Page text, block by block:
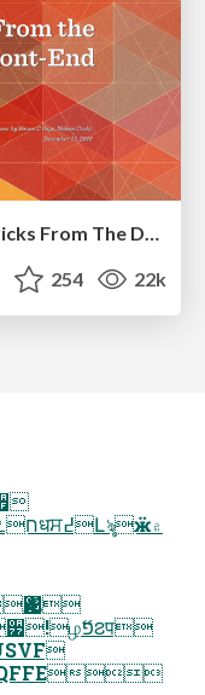
Responsive Adventures: Dirty Tricks From The Dark Corners of Front-End
254 22k
